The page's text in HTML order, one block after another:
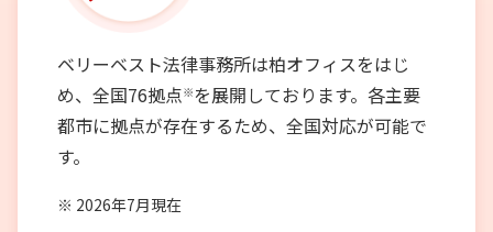
ベリーベスト法律事務所は柏オフィスをはじ
め、全国76拠点※を展開しております。各主要
都市に拠点が存在するため、全国対応が可能で
す。
2026年7月現在